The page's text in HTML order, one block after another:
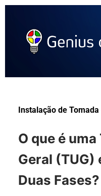
Instalação de
O que é
Geral (TUG)
Duas Fases?